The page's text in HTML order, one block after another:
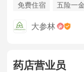
免费住宿 五险一金
大参林
药店营业员